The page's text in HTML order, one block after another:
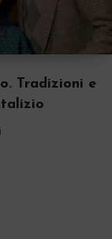
Tradizioni e